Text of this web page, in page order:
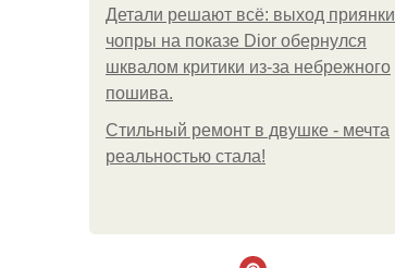
Детали решают всё: выход приянки
чопры на показе Dior обернулся
шквалом критики из-за небрежного
пошива.
Стильный ремонт в двушке - мечта
реальностью стала!